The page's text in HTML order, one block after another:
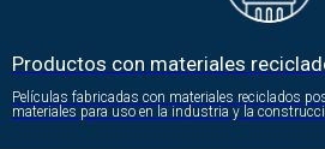
Productos con materiales
Películas fabricadas con materiales reciclados
materiales para uso en la industria y la